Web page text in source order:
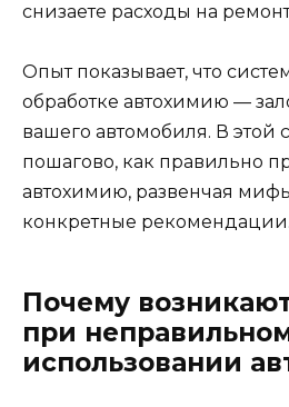
снизаете расходы на
Опыт показывает, что
обработке автохимию —
вашего автомобиля. В этой
пошагово, как правильно
автохимию, развенчая
конкретные рекомендации.
Почему
при
использовании